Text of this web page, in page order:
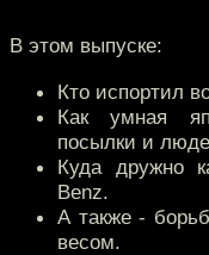
В этом выпуске:
Кто испортил
Как умная
посылки и
Куда дружно
Benz.
А также -
весом.